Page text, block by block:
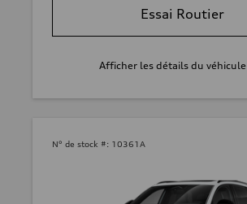
Essai Routier
Afficher les détails du véhicule
N° de stock #: 10361A